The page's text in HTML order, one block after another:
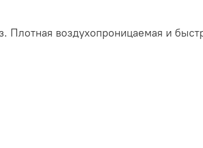
воздухопроницаемая и